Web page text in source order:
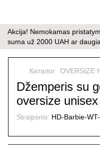
Akcija! Nemokamas
suma už 2000 UAH ar
Каталог OVERSIZE
Džemperis su
oversize
Straipsnis: HD-Barbie-